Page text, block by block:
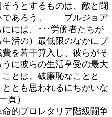
うとするものは、敵と闘
であろう。……ブルジョア
には、･･･労働者たちが
生活の）最低限のなかにブ
を若干算入し、彼らがそ
に彼らの生活亨受の最大
とは、破廉恥なことと
とも思われるにちがいな
頁）
的プロレタリア階級闘争